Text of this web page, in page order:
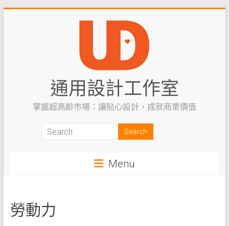
通用設計工作室
掌握超高齡市場：讓貼心設計，成就商業價值
Menu
勞動力